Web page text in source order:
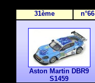
31ème n°66
Aston Martin DBR9
S1459